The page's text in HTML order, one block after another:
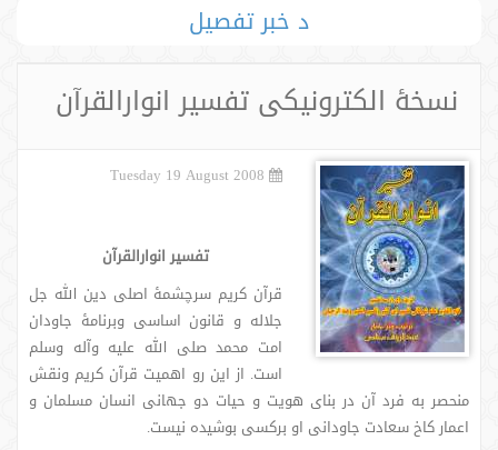
د خبر تفصیل
نسخۀ الکترونیکی تفسیر انوارالقرآن
تفسیر انوارالقرآن
قرآن كریم سرچشمۀ اصلى دین الله جل
جلاله و قانون اساسی وبرنامۀ جاودان
امت محمد صلى الله علیه وآله وسلم
است. از این رو اهمیت قرآن كریم ونقش
منحصر به فرد آن در بناى هویت و حیات دو جهانى انسان مسلمان و
اعمار كاخ سعادت جاودانى او بركسی بوشیده نیست.